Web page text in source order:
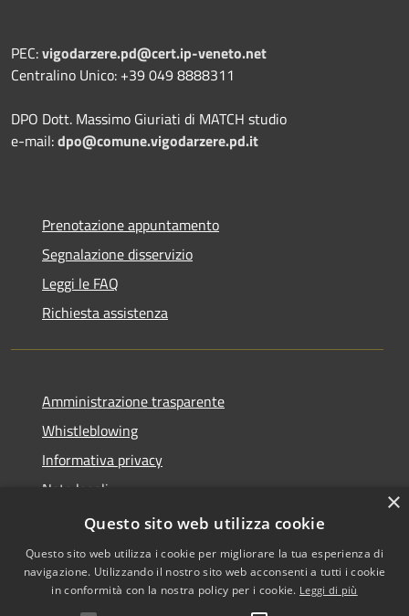
PEC:vigodarzere.pd@cert.ip-veneto.net
Centralino Unico: +39 049 8888311
DPO Dott. Massimo Giuriati di MATCH studio
e-mail:dpo@comune.vigodarzere.pd.it
Prenotazione appuntamento
Segnalazione disservizio
Leggi le FAQ
Richiesta assistenza
Amministrazione trasparente
Whistleblowing
Informativa privacy
Note legali
Dichiarazione di accessibilità
Copyright © 2026 • Comune di
×
Questo sito web utilizza cookie
Questo sito web utilizza i cookie per migliorare la tua esperienza di
navigazione. Utilizzando il nostro sito web acconsenti a tutti i cookie
in conformità con la nostra policy per i cookie. Leggi di più